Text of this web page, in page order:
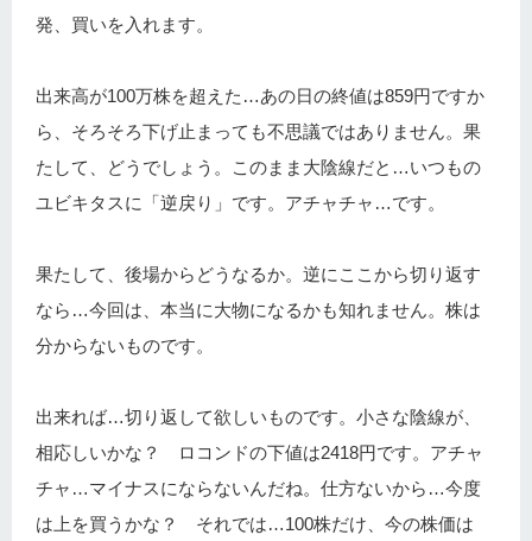
発、買いを入れます。
出来高が100万株を超えた…あの日の終値は859円ですか
ら、そろそろ下げ止まっても不思議ではありません。果
たして、どうでしょう。このまま大陰線だと…いつもの
ユビキタスに「逆戻り」です。アチャチャ…です。
果たして、後場からどうなるか。逆にここから切り返す
なら…今回は、本当に大物になるかも知れません。株は
分からないものです。
出来れば…切り返して欲しいものです。小さな陰線が、
相応しいかな？ ロコンドの下値は2418円です。アチャ
チャ…マイナスにならないんだね。仕方ないから…今度
は上を買うかな？ それでは…100株だけ、今の株価は